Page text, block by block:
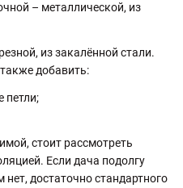
– металлической, из
из закалённой стали.
добавить:
петли;
стоит рассмотреть
Если дача подолгу
нет, достаточно стандартного